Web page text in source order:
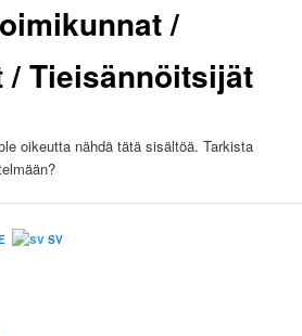
/
/ Tieisännöitsijät
oikeutta nähdä tätä sisältöä. Tarkista
SV